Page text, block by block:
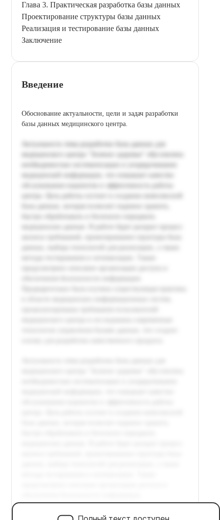
Глава 3. Практическая разработка базы данных
Проектирование структуры базы данных
Реализация и тестирование базы данных
Заключение
Введение
Обоснование актуальности, цели и задач разработки
базы данных медицинского центра.